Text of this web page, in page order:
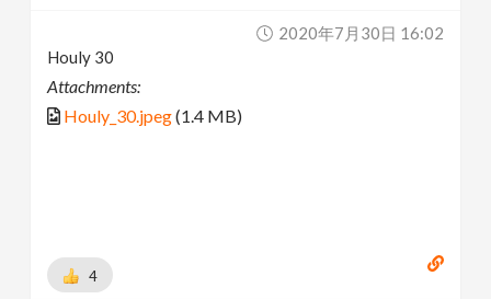
2020年7月30日 16:02
Houly 30
Attachments:
Houly_30.jpeg(1.4 MB)
4